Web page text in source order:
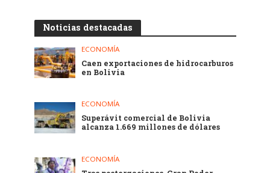
Noticias destacadas
ECONOMÍA
Caen exportaciones de hidrocarburos
en Bolivia
ECONOMÍA
Superávit comercial de Bolivia
alcanza 1.669 millones de dólares
ECONOMÍA